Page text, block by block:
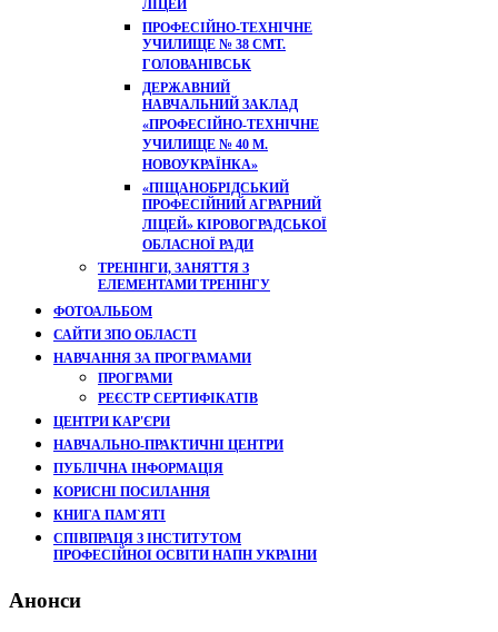
ЛІЦЕЙ
ПРОФЕСІЙНО-ТЕХНІЧНЕ
УЧИЛИЩЕ № 38 СМТ.
ГОЛОВАНІВСЬК
ДЕРЖАВНИЙ
НАВЧАЛЬНИЙ ЗАКЛАД
«ПРОФЕСІЙНО-ТЕХНІЧНЕ
УЧИЛИЩЕ № 40 М.
НОВОУКРАЇНКА»
«ПІЩАНОБРІДСЬКИЙ
ПРОФЕСІЙНИЙ АГРАРНИЙ
ЛІЦЕЙ» КІРОВОГРАДСЬКОЇ
ОБЛАСНОЇ РАДИ
ТРЕНІНГИ, ЗАНЯТТЯ З
ЕЛЕМЕНТАМИ ТРЕНІНГУ
ФОТОАЛЬБОМ
САЙТИ ЗПО ОБЛАСТІ
НАВЧАННЯ ЗА ПРОГРАМАМИ
ПРОГРАМИ
РЕЄСТР СЕРТИФІКАТІВ
ЦЕНТРИ КАР'ЄРИ
НАВЧАЛЬНО-ПРАКТИЧНІ ЦЕНТРИ
ПУБЛІЧНА ІНФОРМАЦІЯ
КОРИСНІ ПОСИЛАННЯ
КНИГА ПАМ`ЯТІ
СПІВПРАЦЯ З ІНСТИТУТОМ
ПРОФЕСІЙНОІ ОСВІТИ НАПН УКРАІНИ
Анонси